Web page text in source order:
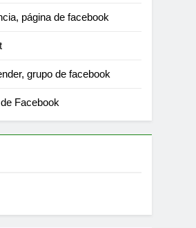
página de facebook
grupo de facebook
Facebook